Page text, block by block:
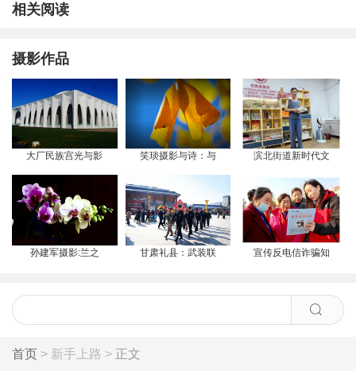
相关阅读
摄影作品
大厂民族宫光与影 笑琰摄影与诗：与 滨北街道新时代文
孙建军摄影:兰之 甘肃礼县：武装联 宣传反电信诈骗知
首页 > 新手上路 > 正文